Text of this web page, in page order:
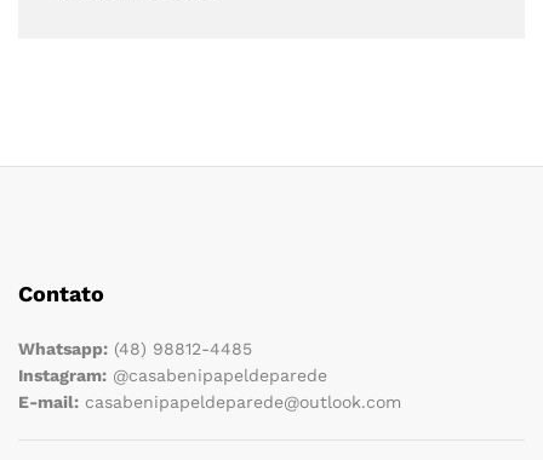
Contato
Whatsapp: (48) 98812-4485
Instagram: @casabenipapeldeparede
E-mail: casabenipapeldeparede@outlook.com